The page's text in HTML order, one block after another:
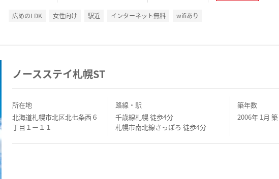
広めのLDK 女性向け 駅近 インターネット無料 wifiあり
ノースステイ札幌ST
所在地
北海道札幌市北区北七条西６
丁目１ー１１
路線・駅
千歳線札幌 徒歩4分
札幌市南北線さっぽろ 徒歩4分
築年数
2006年 1月 築